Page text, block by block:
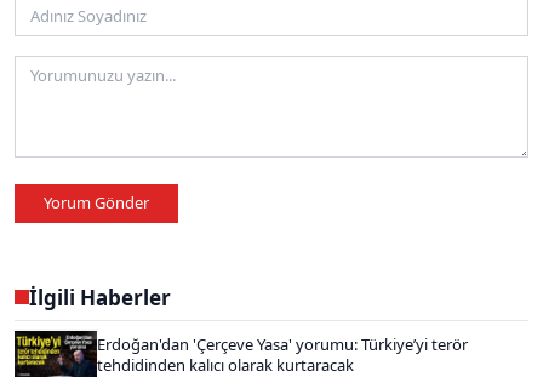
Yorum Gönder
İlgili Haberler
Erdoğan'dan 'Çerçeve Yasa' yorumu: Türkiye’yi terör
tehdidinden kalıcı olarak kurtaracak